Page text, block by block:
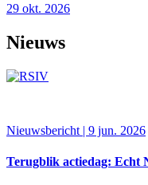
29 okt. 2026
Nieuws
Nieuwsbericht | 9 jun. 2026
Terugblik actiedag: Echt